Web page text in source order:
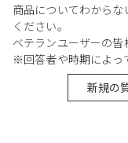
商品についてわから
ください。
ベテランユーザーの皆
※回答者や時期によっ
新規の